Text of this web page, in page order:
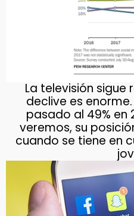
La televisión sigue
declive es enorme.
pasado al 49% en
veremos, su
cuando se tiene en